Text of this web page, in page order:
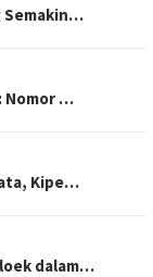
Semakin…
Nomor …
Kipe…
dalam…